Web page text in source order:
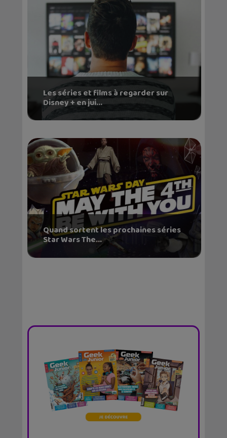
Les séries et films à regarder sur
Disney + en jui...
Quand sortent les prochaines séries
Star Wars The...